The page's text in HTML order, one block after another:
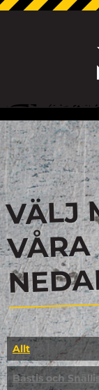
VÄLJ
VÅRA
Allt
Bästis och